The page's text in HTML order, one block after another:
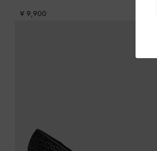
¥ 9,900